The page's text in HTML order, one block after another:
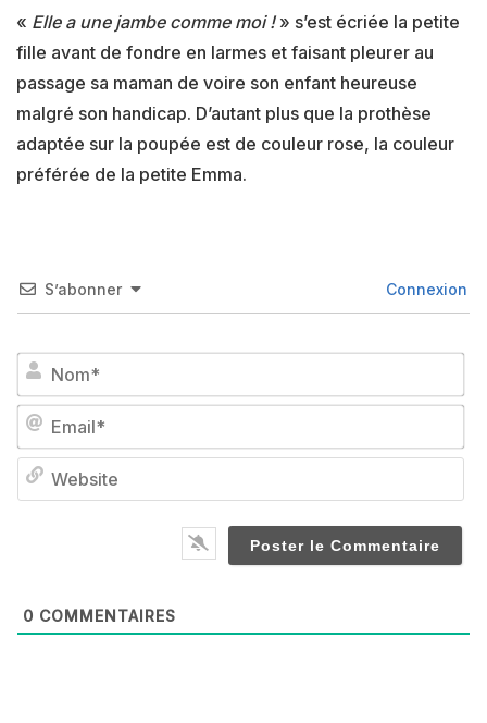
« Elle a une jambe comme moi !» s’est écriée la petite
fille avant de fondre en larmes et faisant pleurer au
passage sa maman de voire son enfant heureuse
malgré son handicap. D’autant plus que la prothèse
adaptée sur la poupée est de couleur rose, la couleur
préférée de la petite Emma.
S’abonner Connexion
0 COMMENTAIRES